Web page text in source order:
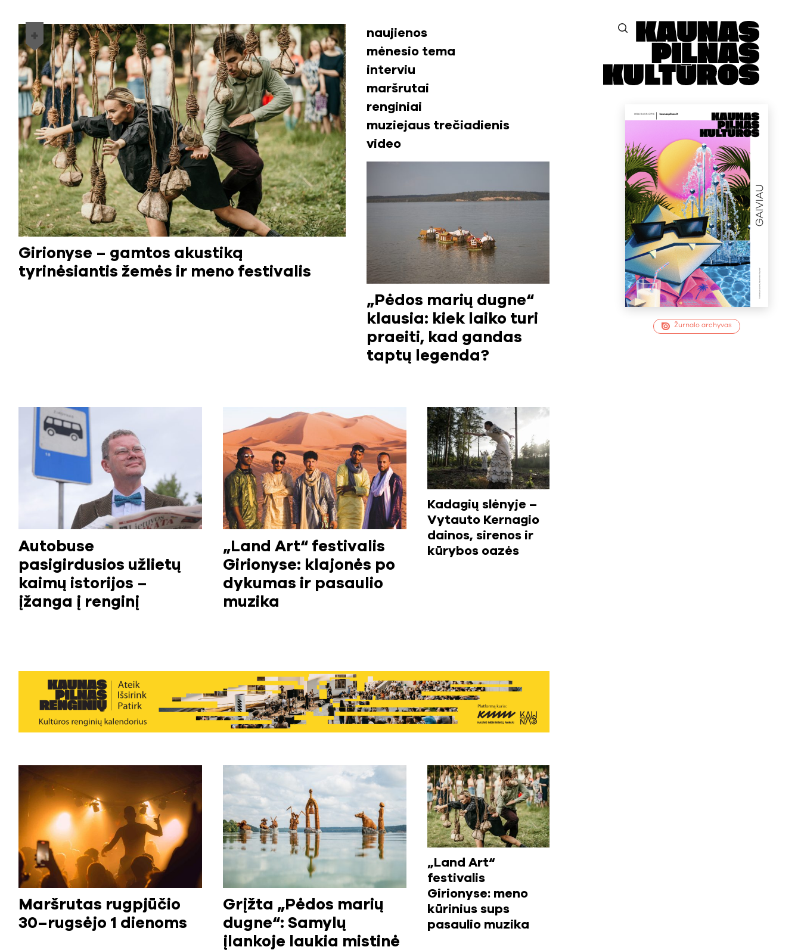
Žurnalo archyvas
Girionyse – gamtos akustiką
tyrinėsiantis žemės ir meno festivalis
naujienos
mėnesio tema
interviu
maršrutai
renginiai
muziejaus trečiadienis
video
„Pėdos marių dugne“
klausia: kiek laiko turi
praeiti, kad gandas
taptų legenda?
Autobuse
pasigirdusios užlietų
kaimų istorijos –
įžanga į renginį
„Land Art“ festivalis
Girionyse: klajonės po
dykumas ir pasaulio
muzika
Kadagių slėnyje –
Vytauto Kernagio
dainos, sirenos ir
kūrybos oazės
Maršrutas rugpjūčio
30–rugsėjo 1 dienoms
Grįžta „Pėdos marių
dugne“: Samylų
įlankoje laukia mistinė
„Land Art“
festivalis
Girionyse: meno
kūrinius sups
pasaulio muzika